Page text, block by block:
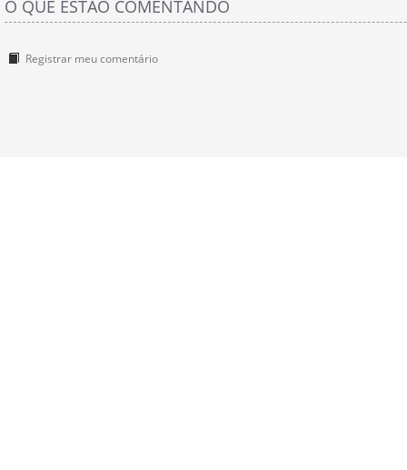
O QUE ESTÃO COMENTANDO
Registrar meu comentário